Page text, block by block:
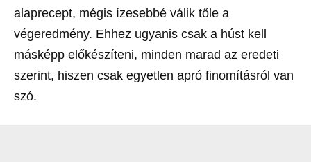
alaprecept, mégis ízesebbé válik tőle a
végeredmény. Ehhez ugyanis csak a húst kell
másképp előkészíteni, minden marad az eredeti
szerint, hiszen csak egyetlen apró finomításról van
szó.